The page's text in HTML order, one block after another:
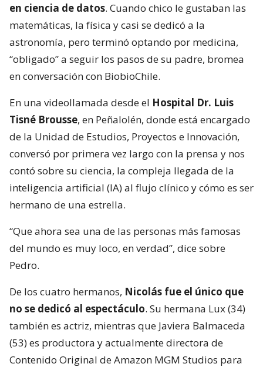
en ciencia de datos. Cuando chico le gustaban las
matemáticas, la física y casi se dedicó a la
astronomía, pero terminó optando por medicina,
“obligado” a seguir los pasos de su padre, bromea
en conversación con BiobioChile.
En una videollamada desde el Hospital Dr. Luis
Tisné Brousse, en Peñalolén, donde está encargado
de la Unidad de Estudios, Proyectos e Innovación,
conversó por primera vez largo con la prensa y nos
contó sobre su ciencia, la compleja llegada de la
inteligencia artificial (IA) al flujo clínico y cómo es ser
hermano de una estrella.
“Que ahora sea una de las personas más famosas
del mundo es muy loco, en verdad”, dice sobre
Pedro.
De los cuatro hermanos, Nicolás fue el único que
no se dedicó al espectáculo. Su hermana Lux (34)
también es actriz, mientras que Javiera Balmaceda
(53) es productora y actualmente directora de
Contenido Original de Amazon MGM Studios para